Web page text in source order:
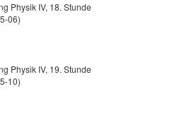
Physik IV, 18. Stunde
06)
Physik IV, 19. Stunde
10)